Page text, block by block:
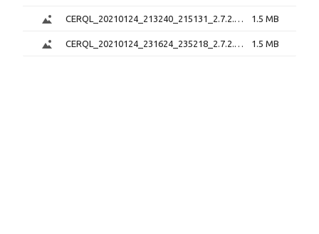
CERQL_20210124_213240_215131_2.7.2.png 1.5 MB
CERQL_20210124_231624_235218_2.7.2.png 1.5 MB